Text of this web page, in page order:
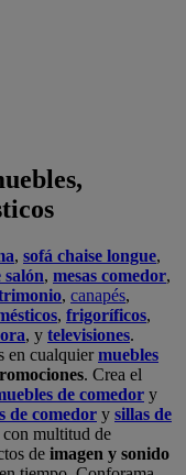
, sofá chaise longue,
salón, mesas comedor,
, canapés,
, frigoríficos,
, y televisiones.
en cualquiermuebles
. Crea el
de comedor y
de comedor y sillas de
con multitud de
de imagen y sonido